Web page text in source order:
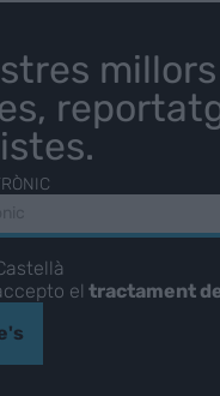
millors
eltractament